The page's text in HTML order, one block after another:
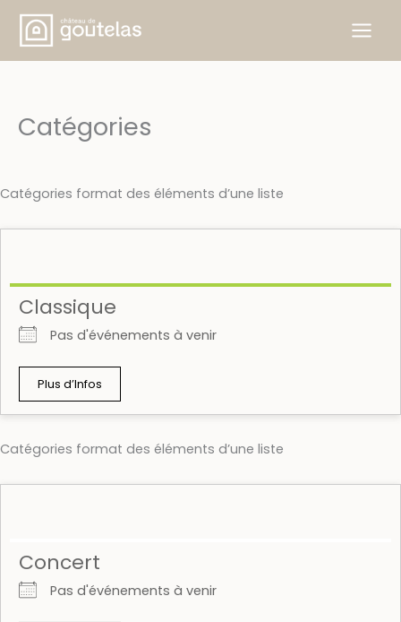
Skip
content
Catégories
Catégories format des éléments d’une liste
Classique
Pas d'événements à venir
Plus d’Infos
Catégories format des éléments d’une liste
Concert
Pas d'événements à venir